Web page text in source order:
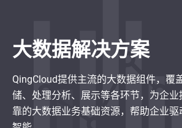
大数据解决方案
QingCloud提供主流的大数据组件，覆
储、处理分析、展示等各环节，为企
靠的大数据业务基础资源，帮助企业